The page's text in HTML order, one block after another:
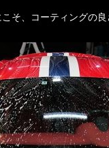
そ、コーティングの